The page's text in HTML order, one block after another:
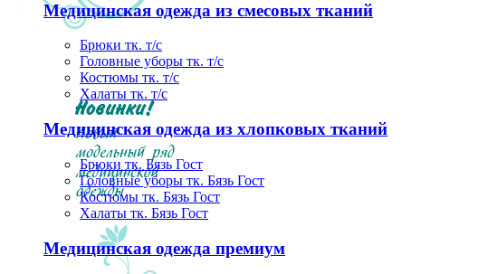
Медицинская одежда из смесовых тканий
Брюки тк. т/с
Головные уборы тк. т/с
Костюмы тк. т/с
Халаты тк. т/с
Медицинская одежда из хлопковых тканий
Брюки тк. Бязь Гост
Головные уборы тк. Бязь Гост
Костюмы тк. Бязь Гост
Халаты тк. Бязь Гост
Медицинская одежда премиум